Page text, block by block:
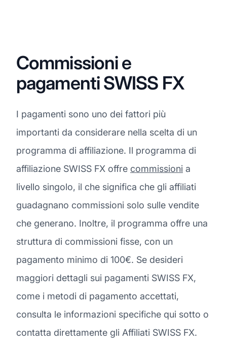
Commissioni e
pagamenti SWISS FX
I pagamenti sono uno dei fattori più
importanti da considerare nella scelta di un
programma di affiliazione. Il programma di
affiliazione SWISS FX offre commissioni a
livello singolo, il che significa che gli affiliati
guadagnano commissioni solo sulle vendite
che generano. Inoltre, il programma offre una
struttura di commissioni fisse, con un
pagamento minimo di 100€. Se desideri
maggiori dettagli sui pagamenti SWISS FX,
come i metodi di pagamento accettati,
consulta le informazioni specifiche qui sotto o
contatta direttamente gli Affiliati SWISS FX.